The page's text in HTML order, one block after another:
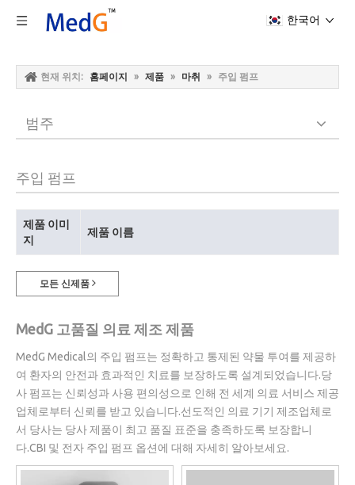
한국어
현재 위치: 홈페이지 » 제품 » 마취 » 주입 펌프
범주
주입 펌프
제품 이미
지
제품 이름
모든 신제품
MedG 고품질 의료 제조 제품
MedG Medical의 주입 펌프는 정확하고 통제된 약물 투여를 제공하
여 환자의 안전과 효과적인 치료를 보장하도록 설계되었습니다.당
사 펌프는 신뢰성과 사용 편의성으로 인해 전 세계 의료 서비스 제공
업체로부터 신뢰를 받고 있습니다.선도적인 의료 기기 제조업체로
서 당사는 당사 제품이 최고 품질 표준을 충족하도록 보장합니
다.CBI 및 전자 주입 펌프 옵션에 대해 자세히 알아보세요.